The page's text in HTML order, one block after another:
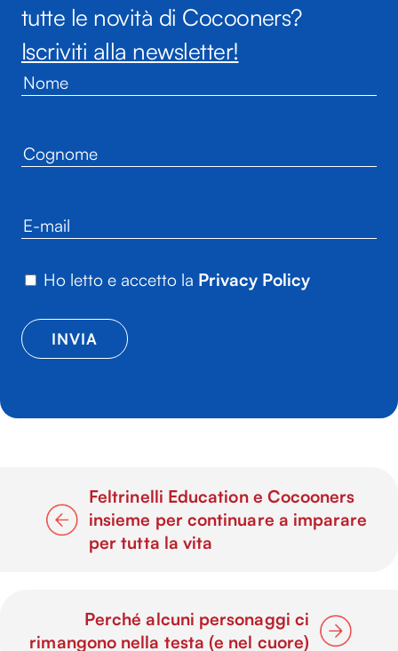
tutte le novità di Cocooners?
Iscriviti alla newsletter!
Ho letto e accetto la Privacy Policy
Feltrinelli Education e Cocooners
insieme per continuare a imparare
per tutta la vita
Perché alcuni personaggi ci
rimangono nella testa (e nel cuore)